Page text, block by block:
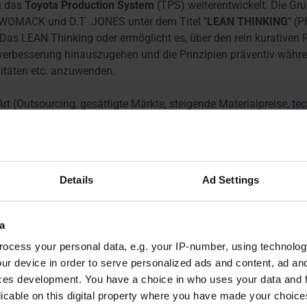
Details Ad Settings
your personal data, e.g. your IP-number, using
device in order to serve personalized ads and content, ad
development. You have a choice in who uses your data and
on this digital property where you have made your
das Toyota Production System (TPS) weiterentwickelt. Die
und D.T .JONES unter dem Titel "LEAN THINKING"
LEAN Thinking oder ermöglicht es, über den rein kurativen
hinauszugehen und die Prinzipien präventiv
etc. anzuwenden.
(Outsourcing, gesättigte Märkte, steigende Materialpreise,
Wettbewerbsfähigkeit französischer Unternehmen, wie
Organisationsmodell, das die Flexibilität und
ist und Kunden anspricht, die auf beide Aspekte
LEAN THINKING
Kunden schafft oder ausmacht